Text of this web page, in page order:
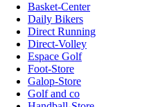
Basket-Center
Daily Bikers
Direct Running
Direct-Volley
Espace Golf
Foot-Store
Galop-Store
Golf and co